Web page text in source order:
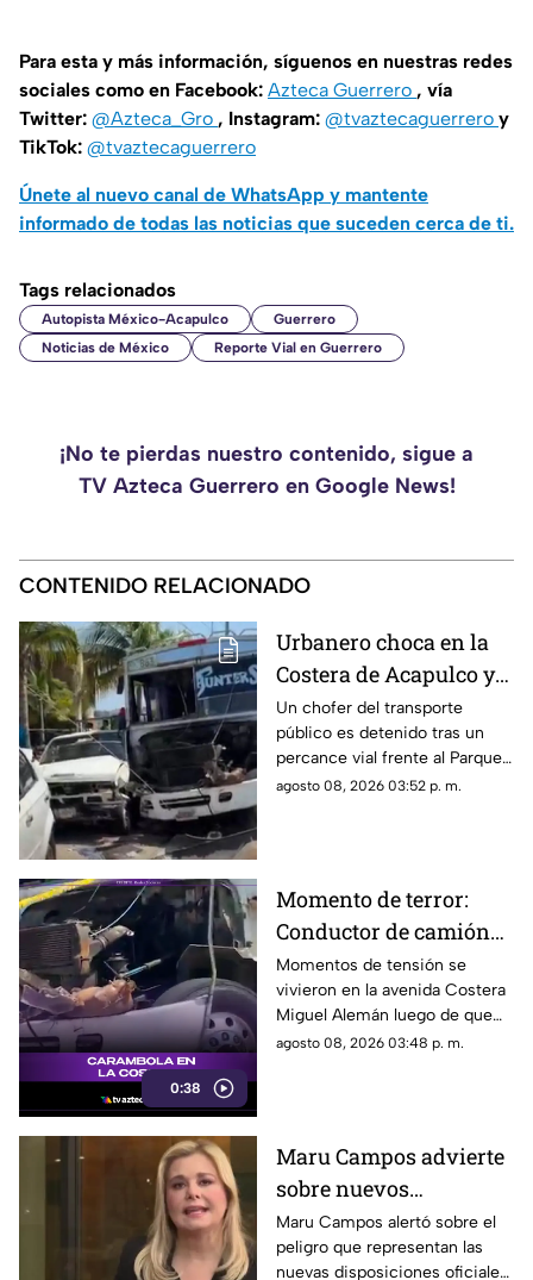
Para esta y más información, síguenos en nuestras redes
sociales como en Facebook: Azteca Guerrero , vía
Twitter: @Azteca_Gro , Instagram: @tvaztecaguerrero y
TikTok: @tvaztecaguerrero
Únete al nuevo canal de WhatsApp y mantente
informado de todas las noticias que suceden cerca de ti.
Tags relacionados
Autopista México-Acapulco
Guerrero
Noticias de México
Reporte Vial en Guerrero
¡No te pierdas nuestro contenido, sigue a
TV Azteca Guerrero en Google News!
CONTENIDO RELACIONADO
Urbanero choca en la
Costera de Acapulco y
ocasiona severos
daños
Un chofer del transporte
público es detenido tras un
percance vial frente al Parque
de la Reina.
agosto 08, 2026 03:52 p. m.
0:38
Momento de terror:
Conductor de camión
urbano pierde el
control y choca contra
autos en plena Costera
Miguel Alemán
Momentos de tensión se
vivieron en la avenida Costera
Miguel Alemán luego de que
un camión urbano se estrellara
agosto 08, 2026 03:48 p. m.
Maru Campos advierte
sobre nuevos
lineamientos: Alerta
que buscan sancionar a
Maru Campos alertó sobre el
peligro que representan las
nuevas disposiciones oficiales,